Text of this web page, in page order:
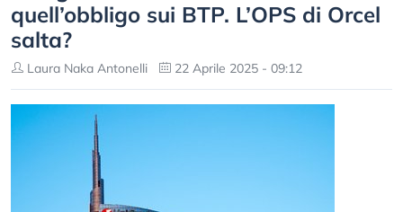
quell’obbligo sui BTP. L’OPS di Orcel
salta?
Laura Naka Antonelli 22 Aprile 2025 - 09:12